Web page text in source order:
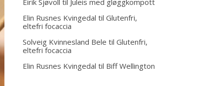
Eirik Sjøvoll til Juleis med gløggkompott
Elin Rusnes Kvingedal til Glutenfri,
eltefri focaccia
Solveig Kvinnesland Bele til Glutenfri,
eltefri focaccia
Elin Rusnes Kvingedal til Biff Wellington